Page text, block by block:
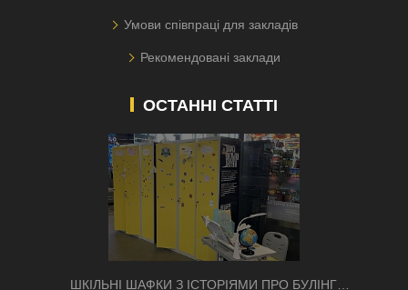
Умови співпраці для закладів
Рекомендовані заклади
ОСТАННІ СТАТТІ
ШКІЛЬНІ ШАФКИ З ІСТОРІЯМИ ПРО БУЛІНГ